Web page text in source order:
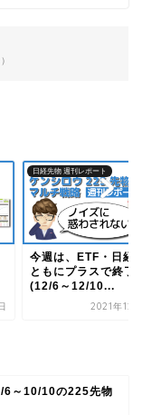
日経先物 週刊レポート
今週は、ETF・日経
ともにプラスで終了
(12/6～12/10...
2021年12
6～10/10の225先物